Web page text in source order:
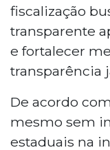
fiscalização
transparente
e fortalecer
transparência
De acordo
mesmo sem
estaduais na